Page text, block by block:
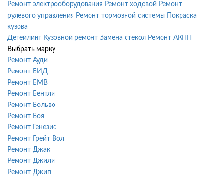
Ремонт электрооборудования Ремонт ходовой Ремонт
рулевого управления Ремонт тормозной системы
Покраска
кузова
Детейлинг Кузовной ремонт Замена стекол Ремонт АКПП
Выбрать марку
Ремонт Ауди
Ремонт БИД
Ремонт БМВ
Ремонт Бентли
Ремонт Вольво
Ремонт Воя
Ремонт Генезис
Ремонт Грейт Вол
Ремонт Джак
Ремонт Джили
Ремонт Джип